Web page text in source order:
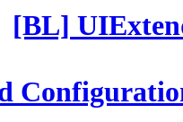
[BL]